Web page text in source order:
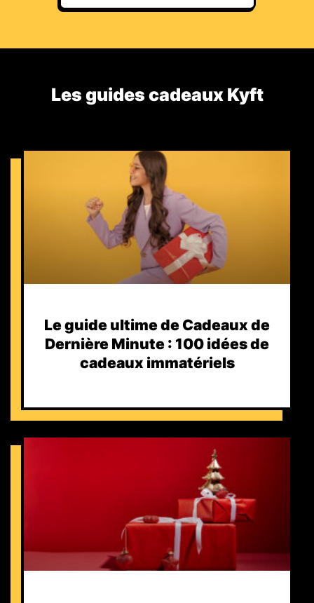
Les guides cadeaux Kyft​
Le guide ultime de Cadeaux de
Dernière Minute : 100 idées de
cadeaux immatériels